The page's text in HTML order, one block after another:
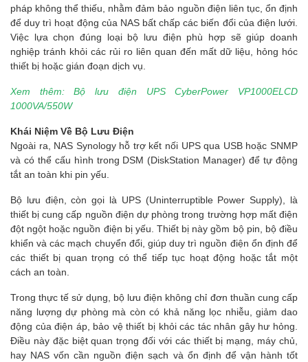
pháp không thể thiếu, nhằm đảm bảo nguồn điện liên tục, ổn định
để duy trì hoạt động của NAS bất chấp các biến đổi của điện lưới.
Việc lựa chọn đúng loại bộ lưu điện phù hợp sẽ giúp doanh
nghiệp tránh khỏi các rủi ro liên quan đến mất dữ liệu, hỏng hóc
thiết bị hoặc gián đoạn dịch vụ.
Xem thêm: Bộ lưu điện UPS CyberPower VP1000ELCD
1000VA/550W
Khái Niệm Về Bộ Lưu Điện
Ngoài ra, NAS Synology hỗ trợ kết nối UPS qua USB hoặc SNMP
và có thể cấu hình trong DSM (DiskStation Manager) để tự động
tắt an toàn khi pin yếu.
Bộ lưu điện, còn gọi là UPS (Uninterruptible Power Supply), là
thiết bị cung cấp nguồn điện dự phòng trong trường hợp mất điện
đột ngột hoặc nguồn điện bị yếu. Thiết bị này gồm bộ pin, bộ điều
khiển và các mạch chuyển đổi, giúp duy trì nguồn điện ổn định để
các thiết bị quan trọng có thể tiếp tục hoạt động hoặc tắt một
cách an toàn.
Trong thực tế sử dụng, bộ lưu điện không chỉ đơn thuần cung cấp
năng lượng dự phòng mà còn có khả năng lọc nhiễu, giảm dao
động của điện áp, bảo vệ thiết bị khỏi các tác nhân gây hư hỏng.
Điều này đặc biệt quan trọng đối với các thiết bị mạng, máy chủ,
hay NAS vốn cần nguồn điện sạch và ổn định để vận hành tốt